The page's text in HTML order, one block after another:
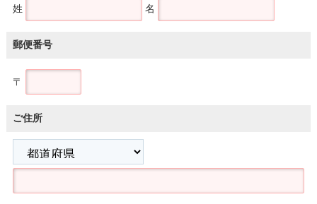
姓 名
郵便番号
〒
ご住所